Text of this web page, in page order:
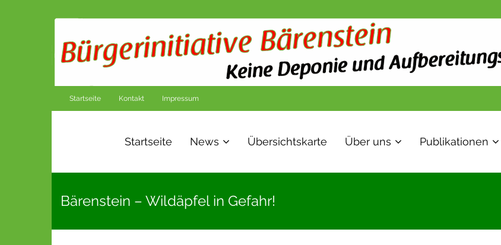
Startseite Kontakt Impressum
Startseite News Übersichtskarte Über uns Publikationen
Bärenstein – Wildäpfel in Gefahr!